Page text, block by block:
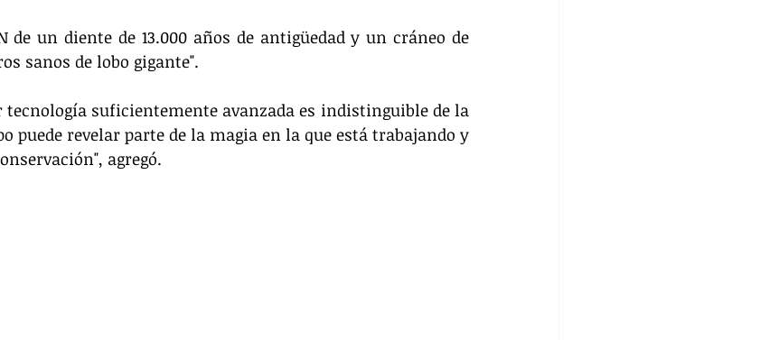
de un diente de 13.000 años de antigüedad y un cráneo de
sanos de lobo gigante".
tecnología suficientemente avanzada es indistinguible de la
puede revelar parte de la magia en la que está trabajando y
agregó.